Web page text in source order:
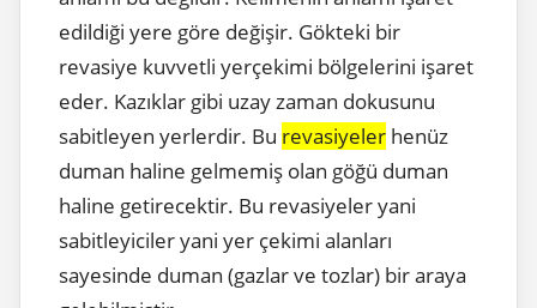
edildiği yere göre değişir. Gökteki bir
revasiye kuvvetli yerçekimi bölgelerini işaret
eder. Kazıklar gibi uzay zaman dokusunu
sabitleyen yerlerdir. Bu revasiyeler henüz
duman haline gelmemiş olan göğü duman
haline getirecektir. Bu revasiyeler yani
sabitleyiciler yani yer çekimi alanları
sayesinde duman (gazlar ve tozlar) bir araya